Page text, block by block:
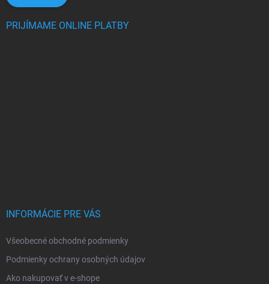
PRIJÍMAME ONLINE PLATBY
INFORMÁCIE PRE VÁS
Všeobecné obchodné podmienky
Podmienky ochrany osobných údajov
Ako nakupovať v e-shope